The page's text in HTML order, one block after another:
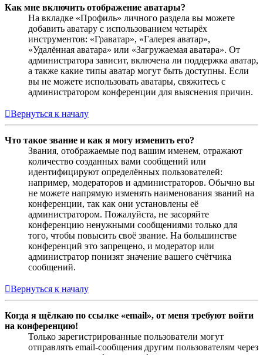
Как мне включить отображение аватары?
На вкладке «Профиль» личного раздела вы можете
добавить аватару с использованием четырёх
инструментов: «Граватар», «Галерея аватар»,
«Удалённая аватара» или «Загружаемая аватара». От
администратора зависит, включена ли поддержка аватар,
а также какие типы аватар могут быть доступны. Если
вы не можете использовать аватары, свяжитесь с
администратором конференции для выяснения причин.
Вернуться к началу
Что такое звание и как я могу изменить его?
Звания, отображаемые под вашим именем, отражают
количество созданных вами сообщений или
идентифицируют определённых пользователей:
например, модераторов и администраторов. Обычно вы
не можете напрямую изменять наименования званий на
конференции, так как они установлены её
администратором. Пожалуйста, не засоряйте
конференцию ненужными сообщениями только для
того, чтобы повысить своё звание. На большинстве
конференций это запрещено, и модератор или
администратор понизят значение вашего счётчика
сообщений.
Вернуться к началу
Когда я щёлкаю по ссылке «email», от меня требуют войти
на конференцию!
Только зарегистрированные пользователи могут
отправлять email-сообщения другим пользователям через